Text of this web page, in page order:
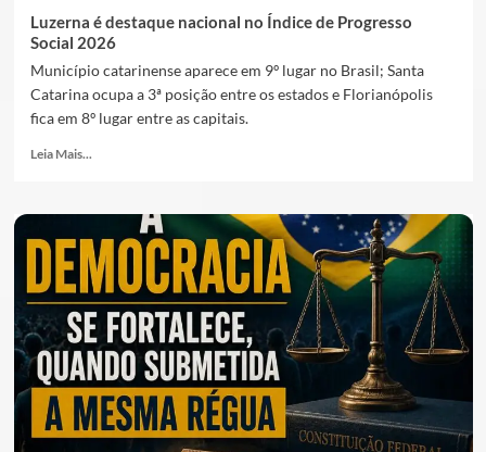
Luzerna é destaque nacional no Índice de Progresso
Social 2026
Município catarinense aparece em 9º lugar no Brasil; Santa
Catarina ocupa a 3ª posição entre os estados e Florianópolis
fica em 8º lugar entre as capitais.
Leia Mais...